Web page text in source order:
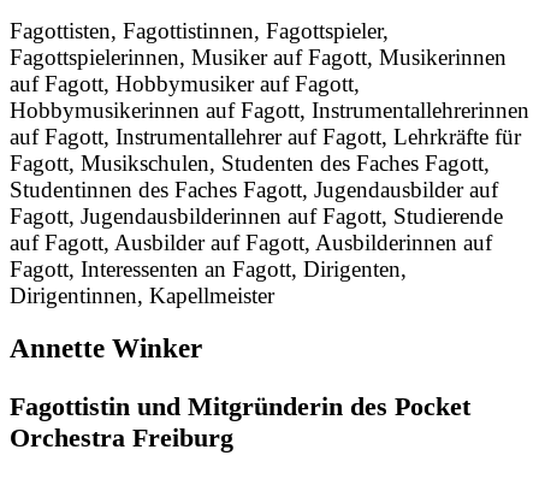
Fagottisten, Fagottistinnen, Fagottspieler,
Fagottspielerinnen, Musiker auf Fagott, Musikerinnen
auf Fagott, Hobbymusiker auf Fagott,
Hobbymusikerinnen auf Fagott, Instrumentallehrerinnen
auf Fagott, Instrumentallehrer auf Fagott, Lehrkräfte für
Fagott, Musikschulen, Studenten des Faches Fagott,
Studentinnen des Faches Fagott, Jugendausbilder auf
Fagott, Jugendausbilderinnen auf Fagott, Studierende
auf Fagott, Ausbilder auf Fagott, Ausbilderinnen auf
Fagott, Interessenten an Fagott, Dirigenten,
Dirigentinnen, Kapellmeister
Annette Winker
Fagottistin und Mitgründerin des Pocket
Orchestra Freiburg